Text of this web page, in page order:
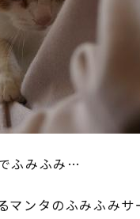
ふみふみ…
マンタのふみふみサ